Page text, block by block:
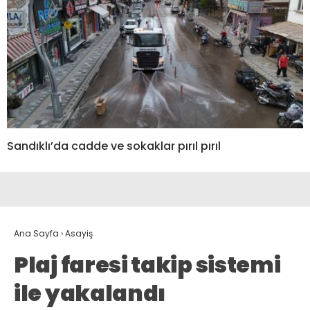
Sandıklı’da cadde ve sokaklar pırıl pırıl
Ana Sayfa ›Asayiş
Plaj faresi takip sistemi
ile yakalandı